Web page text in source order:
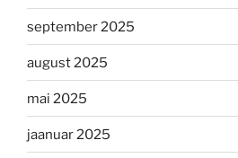
september 2025
august 2025
mai 2025
jaanuar 2025